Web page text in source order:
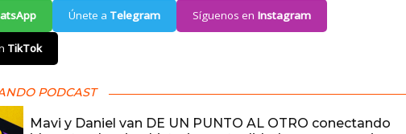
Únete a Telegram Síguenos en Instagram
TikTok
PODCAST
Mavi y Daniel van DE UN PUNTO AL OTRO conectando